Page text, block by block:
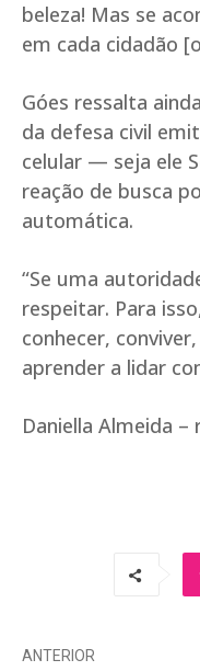
beleza! Mas se
em cada cidadão
Góes ressalta
da defesa civil
celular — seja ele
reação de busca
automática.
“Se uma
respeitar. Para
conhecer,
aprender a lidar
Daniella Almeida
ANTERIOR